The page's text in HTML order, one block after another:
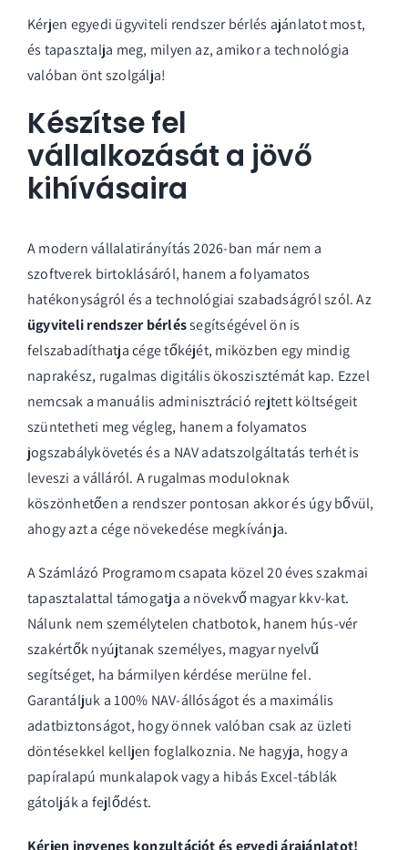
Kérjen egyedi ügyviteli rendszer bérlés ajánlatot most,
és tapasztalja meg, milyen az, amikor a technológia
valóban önt szolgálja!
Készítse fel
vállalkozását a jövő
kihívásaira
A modern vállalatirányítás 2026-ban már nem a
szoftverek birtoklásáról, hanem a folyamatos
hatékonyságról és a technológiai szabadságról szól. Az
ügyviteli rendszer bérléssegítségével ön is
felszabadíthatja cége tőkéjét, miközben egy mindig
naprakész, rugalmas digitális ökoszisztémát kap. Ezzel
nemcsak a manuális adminisztráció rejtett költségeit
szüntetheti meg végleg, hanem a folyamatos
jogszabálykövetés és a NAV adatszolgáltatás terhét is
leveszi a válláról. A rugalmas moduloknak
köszönhetően a rendszer pontosan akkor és úgy bővül,
ahogy azt a cége növekedése megkívánja.
A Számlázó Programom csapata közel 20 éves szakmai
tapasztalattal támogatja a növekvő magyar kkv-kat.
Nálunk nem személytelen chatbotok, hanem hús-vér
szakértők nyújtanak személyes, magyar nyelvű
segítséget, ha bármilyen kérdése merülne fel.
Garantáljuk a 100% NAV-állóságot és a maximális
adatbiztonságot, hogy önnek valóban csak az üzleti
döntésekkel kelljen foglalkoznia. Ne hagyja, hogy a
papíralapú munkalapok vagy a hibás Excel-táblák
gátolják a fejlődést.
Kérjen ingyenes konzultációt és egyedi árajánlatot!